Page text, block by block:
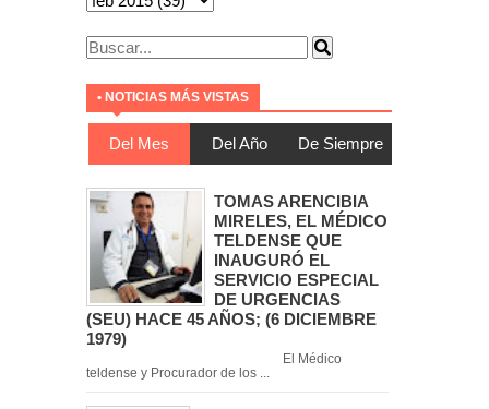
• NOTICIAS MÁS VISTAS
Del Mes Del Año De Siempre
TOMAS ARENCIBIA
MIRELES, EL MÉDICO
TELDENSE QUE
INAUGURÓ EL
SERVICIO ESPECIAL
DE URGENCIAS
(SEU) HACE 45 AÑOS; (6 DICIEMBRE
1979)
El Médico
teldense y Procurador de los ...